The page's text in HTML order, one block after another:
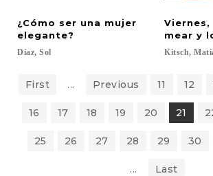
¿Cómo ser una mujer
elegante?
Díaz, Sol
Viernes,
mear y
Kitsch,
First ... Previous 11 12
16 17 18 19 20 21
25 26 27 28 29 30
... Last